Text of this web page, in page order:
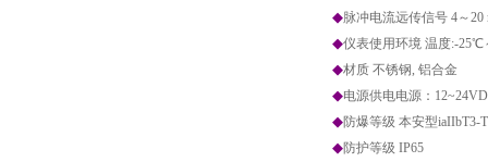
◆脉冲电流远传信号 4～
◆仪表使用环境 温度:-
◆材质 不锈钢, 铝合金
◆电源供电电源：
◆防爆等级 本安型iaIIbT3-
◆防护等级 IP65